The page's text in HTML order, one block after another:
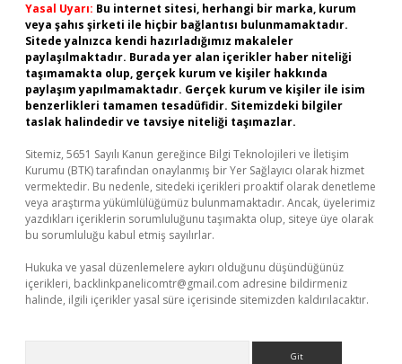
Yasal Uyarı: Bu internet sitesi, herhangi bir marka, kurum
veya şahıs şirketi ile hiçbir bağlantısı bulunmamaktadır.
Sitede yalnızca kendi hazırladığımız makaleler
paylaşılmaktadır. Burada yer alan içerikler haber niteliği
taşımamakta olup, gerçek kurum ve kişiler hakkında
paylaşım yapılmamaktadır. Gerçek kurum ve kişiler ile isim
benzerlikleri tamamen tesadüfidir. Sitemizdeki bilgiler
taslak halindedir ve tavsiye niteliği taşımazlar.
Sitemiz, 5651 Sayılı Kanun gereğince Bilgi Teknolojileri ve İletişim
Kurumu (BTK) tarafından onaylanmış bir Yer Sağlayıcı olarak hizmet
vermektedir. Bu nedenle, sitedeki içerikleri proaktif olarak denetleme
veya araştırma yükümlülüğümüz bulunmamaktadır. Ancak, üyelerimiz
yazdıkları içeriklerin sorumluluğunu taşımakta olup, siteye üye olarak
bu sorumluluğu kabul etmiş sayılırlar.
Hukuka ve yasal düzenlemelere aykırı olduğunu düşündüğünüz
içerikleri, backlinkpanelicomtr@gmail.com adresine bildirmeniz
halinde, ilgili içerikler yasal süre içerisinde sitemizden kaldırılacaktır.